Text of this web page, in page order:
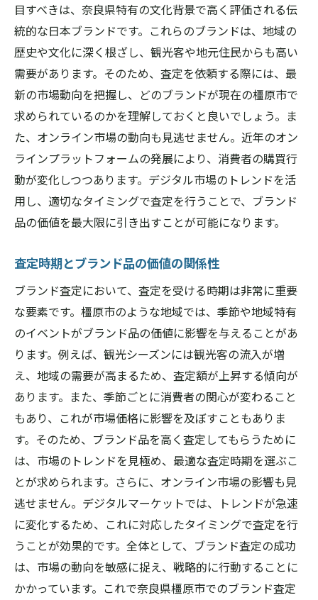
目すべきは、奈良県特有の文化背景で高く評価される伝
統的な日本ブランドです。これらのブランドは、地域の
歴史や文化に深く根ざし、観光客や地元住民からも高い
需要があります。そのため、査定を依頼する際には、最
新の市場動向を把握し、どのブランドが現在の橿原市で
求められているのかを理解しておくと良いでしょう。ま
た、オンライン市場の動向も見逃せません。近年のオン
ラインプラットフォームの発展により、消費者の購買行
動が変化しつつあります。デジタル市場のトレンドを活
用し、適切なタイミングで査定を行うことで、ブランド
品の価値を最大限に引き出すことが可能になります。
査定時期とブランド品の価値の関係性
ブランド査定において、査定を受ける時期は非常に重要
な要素です。橿原市のような地域では、季節や地域特有
のイベントがブランド品の価値に影響を与えることがあ
ります。例えば、観光シーズンには観光客の流入が増
え、地域の需要が高まるため、査定額が上昇する傾向が
あります。また、季節ごとに消費者の関心が変わること
もあり、これが市場価格に影響を及ぼすこともありま
す。そのため、ブランド品を高く査定してもらうために
は、市場のトレンドを見極め、最適な査定時期を選ぶこ
とが求められます。さらに、オンライン市場の影響も見
逃せません。デジタルマーケットでは、トレンドが急速
に変化するため、これに対応したタイミングで査定を行
うことが効果的です。全体として、ブランド査定の成功
は、市場の動向を敏感に捉え、戦略的に行動することに
かかっています。これで奈良県橿原市でのブランド査定